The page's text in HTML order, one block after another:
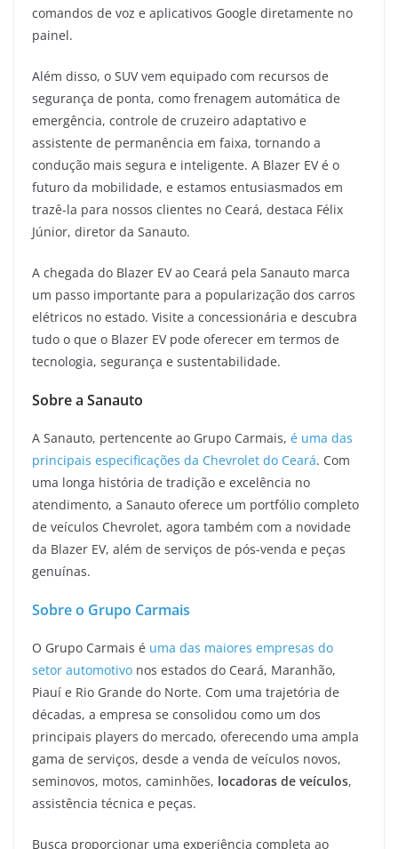
comandos de voz e aplicativos Google diretamente no
painel.
Além disso, o SUV vem equipado com recursos de
segurança de ponta, como frenagem automática de
emergência, controle de cruzeiro adaptativo e
assistente de permanência em faixa, tornando a
condução mais segura e inteligente. A Blazer EV é o
futuro da mobilidade, e estamos entusiasmados em
trazê-la para nossos clientes no Ceará, destaca Félix
Júnior, diretor da Sanauto.
A chegada do Blazer EV ao Ceará pela Sanauto marca
um passo importante para a popularização dos carros
elétricos no estado. Visite a concessionária e descubra
tudo o que o Blazer EV pode oferecer em termos de
tecnologia, segurança e sustentabilidade.
Sobre a Sanauto
A Sanauto, pertencente ao Grupo Carmais, é uma das
principais especificações da Chevrolet do Ceará. Com
uma longa história de tradição e excelência no
atendimento, a Sanauto oferece um portfólio completo
de veículos Chevrolet, agora também com a novidade
da Blazer EV, além de serviços de pós-venda e peças
genuínas.
Sobre o Grupo Carmais
O Grupo Carmais é uma das maiores empresas do
setor automotivo nos estados do Ceará, Maranhão,
Piauí e Rio Grande do Norte. Com uma trajetória de
décadas, a empresa se consolidou como um dos
principais players do mercado, oferecendo uma ampla
gama de serviços, desde a venda de veículos novos,
seminovos, motos, caminhões, locadoras de veículos,
assistência técnica e peças.
Busca proporcionar uma experiência completa ao